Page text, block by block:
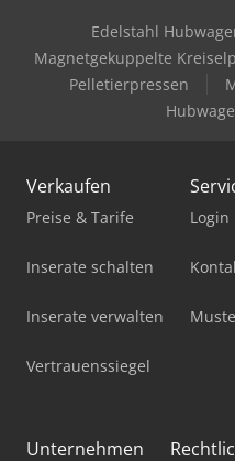
vorbehalten.
Haas Vf-11/50
Haas Vf-2Ss
Haas Vf-3Yt
Haas Vf-4Ss
Haas Vf-5/50
Spinner Tc800L
Edelstahl
Magnetgekuppelte
Pelletierpressen
Verkaufen
Preise & Tarife
Inserate schalten
Inserate verwalten
Vertrauenssiegel
Login
Unternehmen